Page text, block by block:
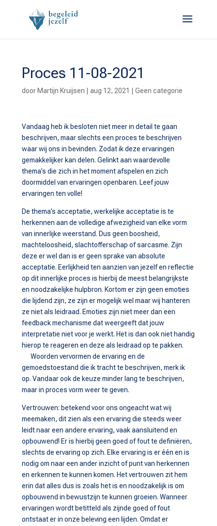
Proces 11-08-2021
door Martijn Kruijsen aug 12, 2021 Geen categorie
Vandaag heb ik besloten niet meer in detail te gaan
beschrijven, maar slechts een proces te beschrijven
waar wij ons in bevinden. Zodat ik deze ervaringen
gemakkelijker kan delen. Gelinkt aan waardevolle
thema’s die zich in het moment afspelen en zich
doormiddel van ervaringen openbaren. Leef jouw
ervaringen ten volle!
De thema’s acceptatie, werkelijke acceptatie is te
herkennen aan de volledige afwezigheid van elke vorm
van innerlijke weerstand. Dus geen boosheid,
machteloosheid, slachtofferschap of sarcasme. Zijn
deze er wel dan is er geen sprake van absolute
acceptatie. Eerlijkheid ten aanzien van jezelf en reflectie
op dit innerlijke proces is hierbij de meest belangrijkste
en noodzakelijke hulpbron. Kortom er zijn geen emoties
die lijdend zijn, ze zijn er mogelijk wel maar wij hanteren
ze niet als leidraad. Emoties zijn niet meer dan een
feedback mechanisme dat weergeeft dat jouw
interpretatie niet voor je werkt. Het is dan ook niet handig
hierop te reageren en deze als leidraad op te pakken.
Woorden vervormen de ervaring en de
gemoedstoestand die ik tracht te beschrijven, merk ik
op. Vandaar ook de keuze minder lang te beschrijven,
maar in proces vorm weer te geven.
Vertrouwen: betekend voor ons ongeacht wat wij
meemaken, dit zien als een ervaring die steeds weer
leidt naar een andere ervaring, vaak aansluitend en
opbouwend! Er is hierbij geen goed of fout te definiëren,
slechts de ervaring op zich. Elke ervaring is er één en is
nodig om naar een ander inzicht of punt van herkennen
en erkennen te kunnen komen. Het vertrouwen zit hem
erin dat alles dus is zoals het is en noodzakelijk is om
opbouwend in bewustzijn te kunnen groeien. Wanneer
ervaringen wordt betitteld als zijnde goed of fout
ontstaat er in onze beleving een lijden. Omdat er